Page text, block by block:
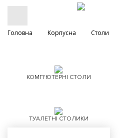
Головна Корпусна Столи
КОМП'ЮТЕРНІ СТОЛИ
ТУАЛЕТНІ СТОЛИКИ